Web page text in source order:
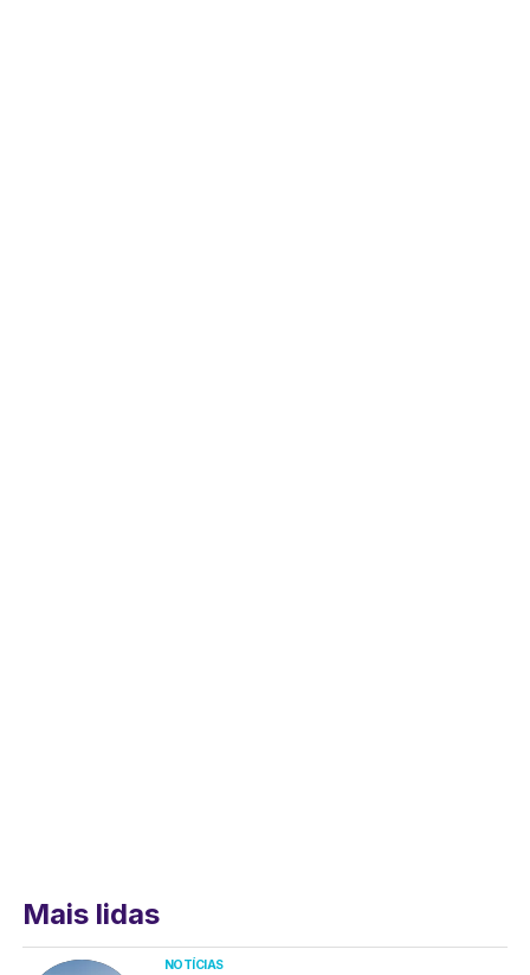
Mais lidas
NOTÍCIAS